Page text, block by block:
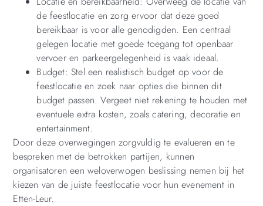
de feestlocatie en zorg ervoor dat deze goed
bereikbaar is voor alle genodigden. Een centraal
gelegen locatie met goede toegang tot openbaar
vervoer en parkeergelegenheid is vaak ideaal.
Budget: Stel een realistisch budget op voor de
feestlocatie en zoek naar opties die binnen dit
budget passen. Vergeet niet rekening te houden met
eventuele extra kosten, zoals catering, decoratie en
entertainment.
Door deze overwegingen zorgvuldig te evalueren en te
bespreken met de betrokken partijen, kunnen
organisatoren een weloverwogen beslissing nemen bij het
kiezen van de juiste feestlocatie voor hun evenement in
Etten-Leur.